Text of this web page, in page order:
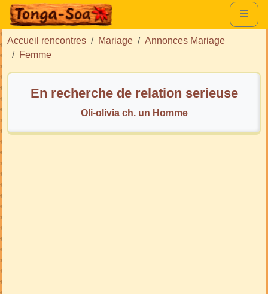
Accueil rencontres Mariage
Annonces Mariage
Femme
En recherche de relation serieuse
Oli-olivia ch. un Homme